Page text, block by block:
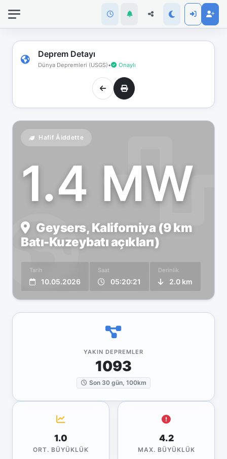
Deprem Detayı
Dünya Depremleri (USGS)• Onaylı
Hafif Åiddette
1.4 MW
Geysers, Kaliforniya (9 km
Batı-Kuzeybatı açıkları)
Tarih
10.05.2026
Saat
05:20:21
Derinlik
2.0 km
YAKIN DEPREMLER
1093
Son 30 gün, 100km
1.0
ORT. BÜYÜKLÜK
4.2
MAX. BÜYÜKLÜK
bağlantınız
koptu!
Çevrimdışı
moddasınız.